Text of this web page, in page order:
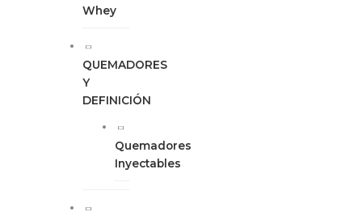
Whey
QUEMADORES
Y
DEFINICIÓN
Quemadores
Inyectables